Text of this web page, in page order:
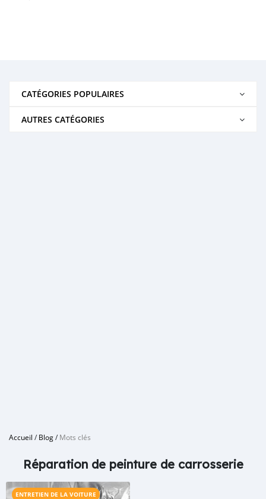
CATÉGORIES POPULAIRES
AUTRES CATÉGORIES
Accueil /Blog/Mots clés
Réparation de peinture de carrosserie
ENTRETIEN DE LA VOITURE